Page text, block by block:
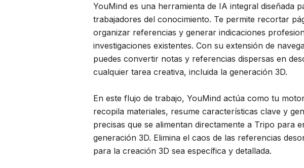
YouMind es una herramienta de IA integral diseñada
trabajadores del conocimiento. Te permite recortar
organizar referencias y generar indicaciones
investigaciones existentes. Con su extensión de
puedes convertir notas y referencias dispersas en
cualquier tarea creativa, incluida la generación 3D.
En este flujo de trabajo, YouMind actúa como tu
recopila materiales, resume características clave y
precisas que se alimentan directamente a Tripo para
generación 3D. Elimina el caos de las referencias
para la creación 3D sea específica y detallada.